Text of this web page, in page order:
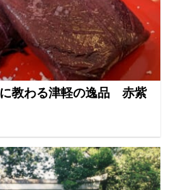
教わる津軽の逸品 赤紫